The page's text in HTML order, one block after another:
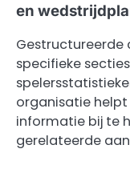
en
Gestructureerde
specifieke
organisatie
informatie bij te
gerelateerde